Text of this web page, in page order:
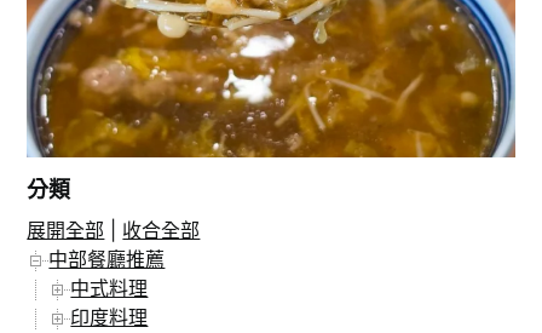
分類
展開全部
收合全部
中部餐廳推薦
中式料理
印度料理